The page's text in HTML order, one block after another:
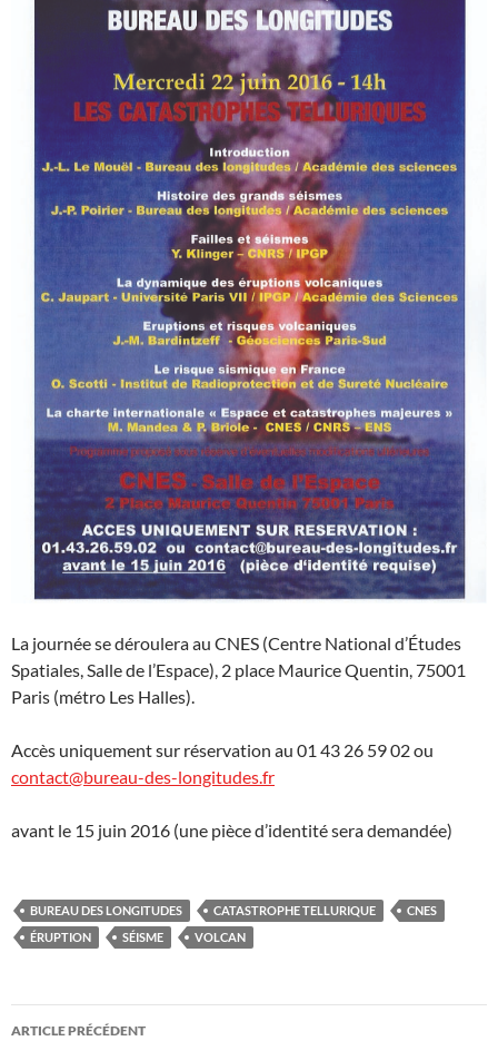
La journée se déroulera au CNES (Centre National d’Études
Spatiales, Salle de l’Espace), 2 place Maurice Quentin, 75001
Paris (métro Les Halles).
Accès uniquement sur réservation au 01 43 26 59 02 ou
contact@bureau-des-longitudes.fr
avant le 15 juin 2016 (une pièce d’identité sera demandée)
BUREAU DES LONGITUDES CATASTROPHE TELLURIQUE
CNES
ÉRUPTION
SÉISME VOLCAN
Navigation
ARTICLE PRÉCÉDENT